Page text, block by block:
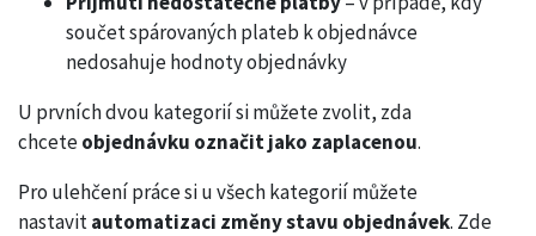
součet spárovaných plateb k objednávce
nedosahuje hodnoty objednávky
U prvních dvou kategorií si můžete zvolit, zda
chceteobjednávku označit jako zaplacenou.
Pro ulehčení práce si u všech kategorií můžete
nastavitautomatizaci změny stavu objednávek. Zde